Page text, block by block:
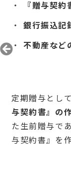
『贈与契
銀行振込記
不動産など
定期贈与とし
与契約書』 の
た生前贈与で
与契約書』を